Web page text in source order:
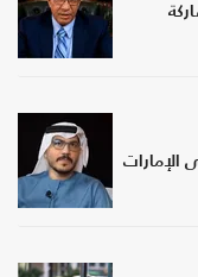
الإمارات